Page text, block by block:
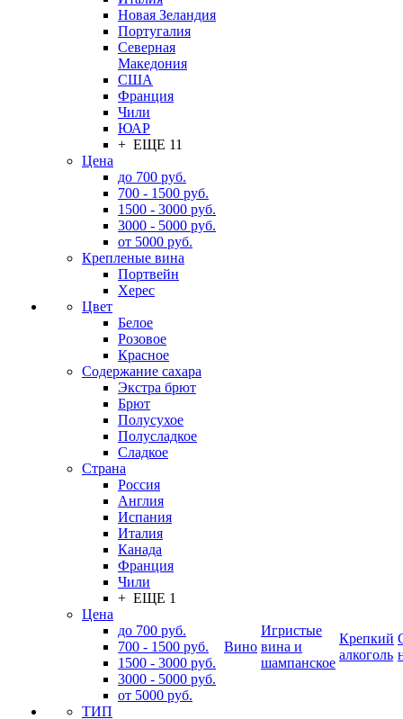
Новая Зеландия
Португалия
Северная
Македония
США
Франция
Чили
ЮАР
+ ЕЩЕ 11
Цена
до 700 руб.
700 - 1500 руб.
1500 - 3000 руб.
3000 - 5000 руб.
от 5000 руб.
Крепленые вина
Портвейн
Херес
Цвет
Белое
Розовое
Красное
Содержание сахара
Экстра брют
Брют
Полусухое
Полусладкое
Сладкое
Страна
Россия
Англия
Испания
Италия
Канада
Франция
Чили
+ ЕЩЕ 1
Цена
до 700 руб.
700 - 1500 руб.
1500 - 3000 руб.
3000 - 5000 руб.
от 5000 руб.
ТИП
Вино
Игристые
вина и
шампанское
Крепкий
алкоголь